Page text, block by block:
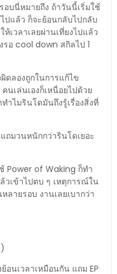
บนี่หมายถึง ถ้าวันนี้เริ่มใช้
ปแล้ว ก็จะย้อนกลับไปกลับ
เวลาเลยผ่านเที่ยงไปแล้ว
รอ cool down สกิลไป 1
ดลองถูกในการแก้ไข
เล่นเองก็เหนื่อยไปด้วย
ำไมรินโดมันถึงรู้เรื่องสิ่งที่
ถมวนหนักกว่ารินโดเยอะ
Power of Waking ก็ทำ
วเข้าไปตบ ๆ เหตุการณ์ใน
ายรอบ งานเลยเบากว่า
นเวลาเหมือนกัน แถม EP